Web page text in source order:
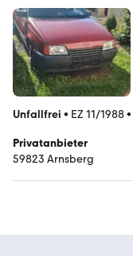
Unfallfrei • EZ 11/1988•
Privatanbieter
59823 Arnsberg